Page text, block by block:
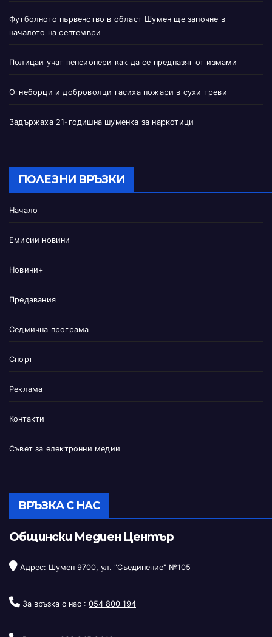
Футболното първенство в област Шумен ще започне в
началото на септември
Полицаи учат пенсионери как да се предпазят от измами
Огнеборци и доброволци гасиха пожари в сухи треви
Задържаха 21-годишна шуменка за наркотици
ПОЛЕЗНИ ВРЪЗКИ
Начало
Емисии новини
Новини+
Предавания
Седмична програма
Спорт
Реклама
Контакти
Съвет за електронни медии
ВРЪЗКА С НАС
Общински Медиен Център
Адрес: Шумен 9700, ул. "Съединение" №105
За връзка с нас : 054 800 194